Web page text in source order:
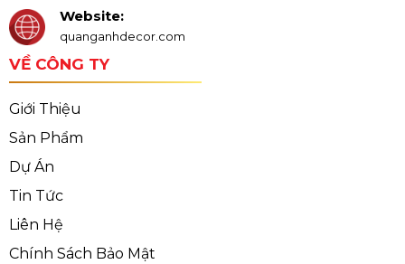
Website:
quanganhdecor.com
VỀ CÔNG TY
Giới Thiệu
Sản Phẩm
Dự Án
Tin Tức
Liên Hệ
Chính Sách Bảo Mật